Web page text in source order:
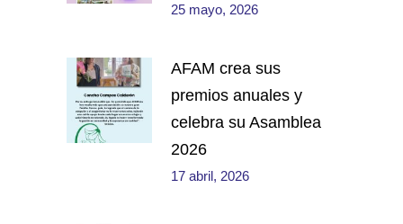
25 mayo, 2026
AFAM crea sus
premios anuales y
celebra su Asamblea
2026
17 abril, 2026